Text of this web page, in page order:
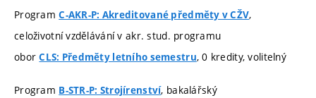
ProgramC-AKR-P: Akreditované předměty v CŽV,
celoživotní vzdělávání v akr. stud. programu
oborCLS: Předměty letního semestru, 0 kredity, volitelný
Program B-STR-P: Strojírenství, bakalářský